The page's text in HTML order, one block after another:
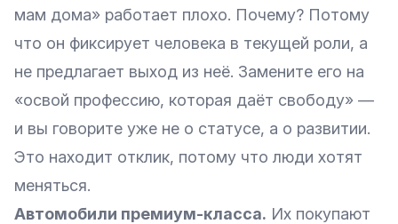
мам дома» работает плохо. Почему? Потому
что он фиксирует человека в текущей роли, а
не предлагает выход из неё. Замените его на
«освой профессию, которая даёт свободу» —
и вы говорите уже не о статусе, а о развитии.
Это находит отклик, потому что люди хотят
меняться.
Автомобили премиум-класса. Их покупают